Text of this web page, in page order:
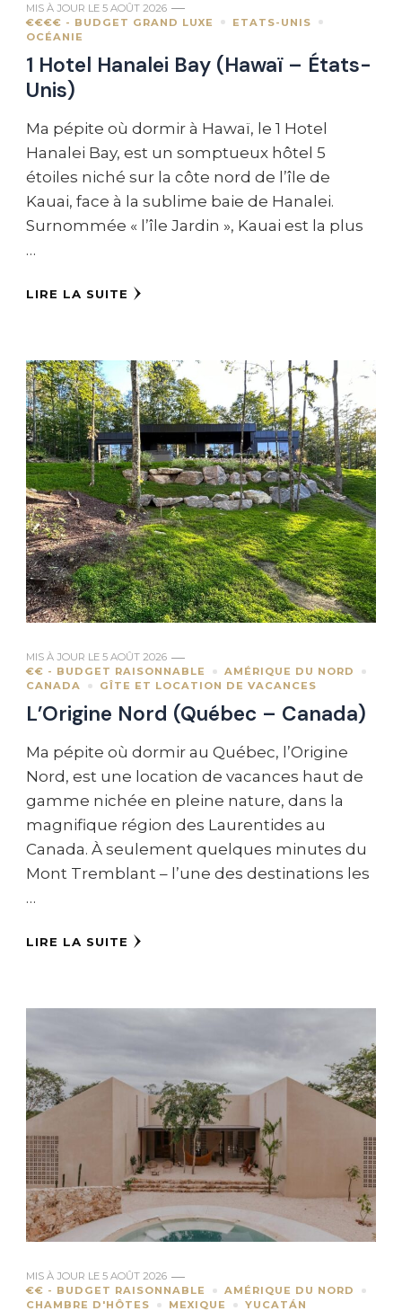
MIS À JOUR LE 5 AOÛT 2026
€€€€ - BUDGET GRAND LUXE
ETATS-UNIS
OCÉANIE
1 Hotel Hanalei Bay (Hawaï – États-
Unis)
Ma pépite où dormir à Hawaï, le 1 Hotel
Hanalei Bay, est un somptueux hôtel 5
étoiles niché sur la côte nord de l’île de
Kauai, face à la sublime baie de Hanalei.
Surnommée « l’île Jardin », Kauai est la plus
…
LIRE LA SUITE
MIS À JOUR LE 5 AOÛT 2026
€€ - BUDGET RAISONNABLE
AMÉRIQUE DU NORD
CANADA
GÎTE ET LOCATION DE VACANCES
L’Origine Nord (Québec – Canada)
Ma pépite où dormir au Québec, l’Origine
Nord, est une location de vacances haut de
gamme nichée en pleine nature, dans la
magnifique région des Laurentides au
Canada. À seulement quelques minutes du
Mont Tremblant – l’une des destinations les
…
LIRE LA SUITE
MIS À JOUR LE 5 AOÛT 2026
€€ - BUDGET RAISONNABLE
AMÉRIQUE DU NORD
CHAMBRE D'HÔTES
MEXIQUE YUCATÁN